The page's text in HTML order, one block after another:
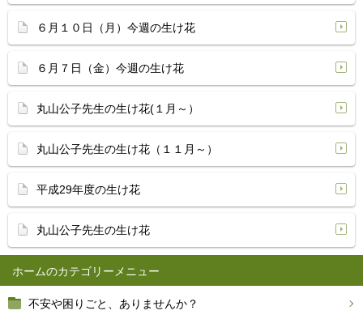
ホーム
不安や困りごと、ありませんか？
６月１０日（月）今週の生け花
６月７日（金）今週の生け花
丸山公子先生の生け花(１月～）
丸山公子先生の生け花（１１月～）
平成29年度の生け花
丸山公子先生の生け花